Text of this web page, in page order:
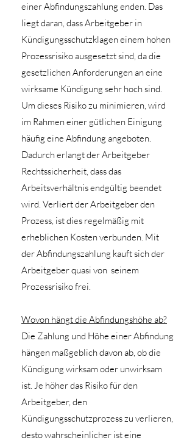
einer Abfindungszahlung enden. Das
liegt daran, dass Arbeitgeber in
Kündigungsschutzklagen einem hohen
Prozessrisiko ausgesetzt sind, da die
gesetzlichen Anforderungen an eine
wirksame Kündigung sehr hoch sind.
Um dieses Risiko zu minimieren, wird
im Rahmen einer gütlichen Einigung
häufig eine Abfindung angeboten.
Dadurch erlangt der Arbeitgeber
Rechtssicherheit, dass das
Arbeitsverhältnis endgültig beendet
wird. Verliert der Arbeitgeber den
Prozess, ist dies regelmäßig mit
erheblichen Kosten verbunden. Mit
der Abfindungszahlung kauft sich der
Arbeitgeber quasi von seinem
Prozessrisiko frei.
Wovon hängt die Abfindungshöhe ab?
Die Zahlung und Höhe einer Abfindung
hängen maßgeblich davon ab, ob die
Kündigung wirksam oder unwirksam
ist. Je höher das Risiko für den
Arbeitgeber, den
Kündigungsschutzprozess zu verlieren,
desto wahrscheinlicher ist eine